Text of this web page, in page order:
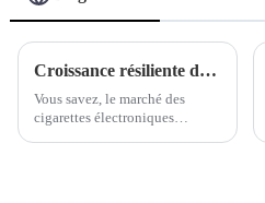
Croissance résiliente de la Chine sur le marché des cigarettes électroniques jetables malgré les défis posés par les droits de douane américains sur la Chine
Vous savez, le marché des
cigarettes électroniques